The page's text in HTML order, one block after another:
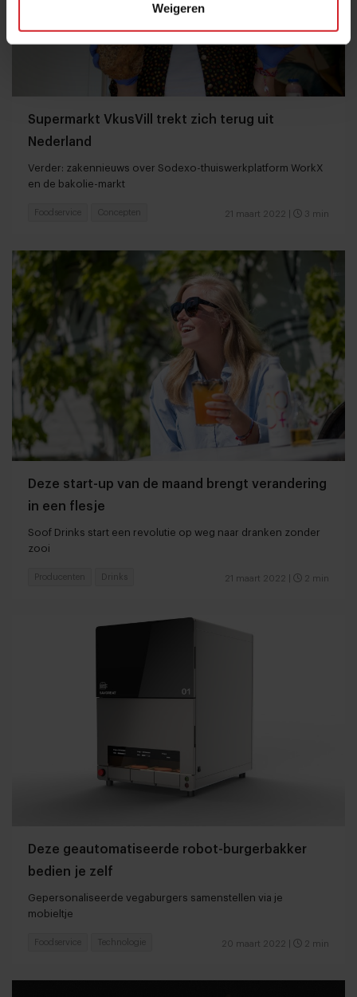
Weigeren
Supermarkt VkusVill trekt zich terug uit
Nederland
Verder: zakennieuws over Sodexo-thuiswerkplatform WorkX
en de bakolie-markt
21 maart 2022 3 min
Foodservice Concepten
Deze start-up van de maand brengt verandering
in een flesje
Soof Drinks start een revolutie op weg naar dranken zonder
zooi
21 maart 2022 2 min
Producenten Drinks
Deze geautomatiseerde robot-burgerbakker
bedien je zelf
Gepersonaliseerde vegaburgers samenstellen via je
mobieltje
20 maart 2022 2 min
Foodservice Technologie